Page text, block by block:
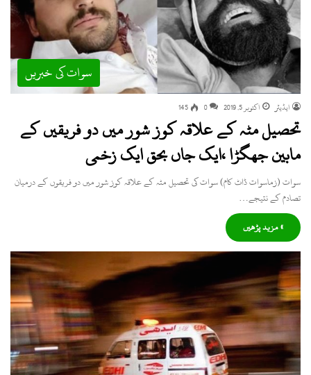
سوات کی خبریں
ایڈیٹر اکتوبر 5, 2019 0
145
تحصیل مٹہ کے علاقہ کوز شور میں دو فریقیں کے
مابین جھگڑا ،ایک جاں بحق ایک زخمی
سوات (زماسوات ڈاٹ کام) سوات کی تحصیل مٹہ کے علاقہ کوز شور میں دو فریقوں کے درمیان
تصادم کے نتیجے…
» مزید پڑھیں